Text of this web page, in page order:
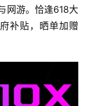
网游。恰逢618大
补贴，晒单加赠